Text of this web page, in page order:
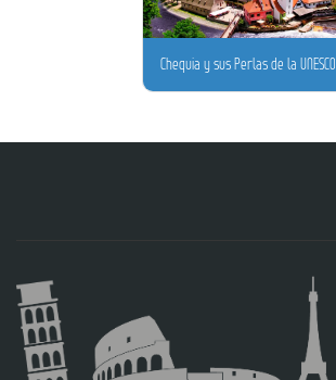
Chequia y sus Perlas de la UNESCO